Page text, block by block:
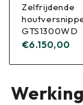
Zelfrijdende
GTS1300WD
€6.150,00